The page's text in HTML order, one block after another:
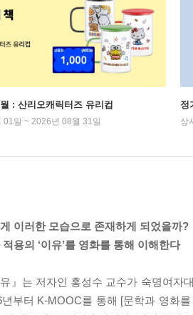
: 산리오캐릭터즈 유리컵
01일 ~ 2026년 08월 31일
정
상
이러한 모습으로 존재하게 되었을까?
용의 ‘이유’를 영화를 통해 이해한다
유』는 저자인 홍성수 교수가 숙명여
년부터 K-MOOC를 통해 [문학과 영화